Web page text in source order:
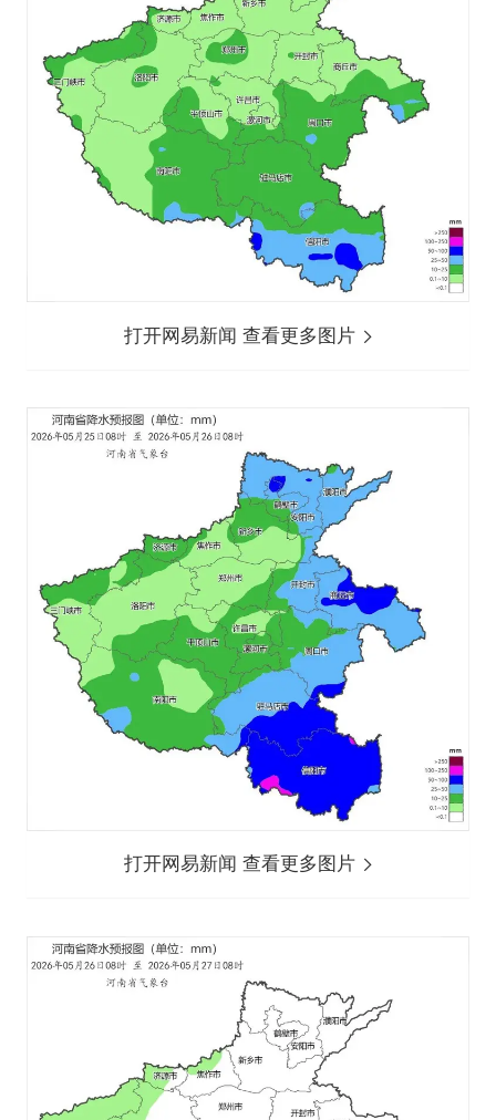
打开网易新闻 查看更多图片
打开网易新闻 查看更多图片